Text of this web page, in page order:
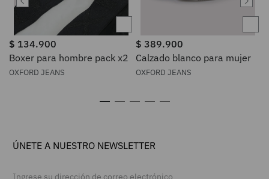
$ 134.900
Boxer para hombre pack x2
OXFORD JEANS
$ 389.900
Calzado blanco para mujer
OXFORD JEANS
ÚNETE A NUESTRO NEWSLETTER